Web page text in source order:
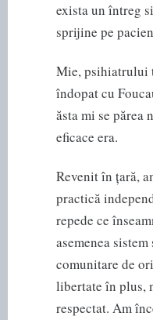
exista un întreg
sprijine pe
Mie, psihiatrului
îndopat cu
ăsta mi se părea
eficace era.
Revenit în țară,
practică
repede ce
asemenea
comunitare de
libertate în plus,
respectat. Am